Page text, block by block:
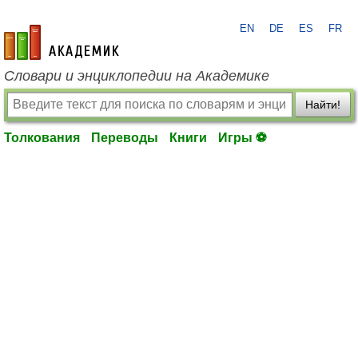
academic.ru
EN DE ES FR
Словари и энциклопедии на Академике
Найти!
Толкования Переводы Книги Игры ⚽